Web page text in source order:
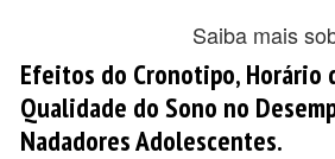
Saiba mais
Efeitos do Cronotipo, Horário
Qualidade do Sono no
Nadadores Adolescentes.